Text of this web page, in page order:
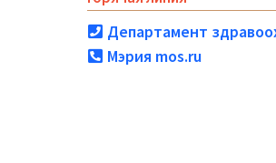
Департамент
Мэрия mos.ru